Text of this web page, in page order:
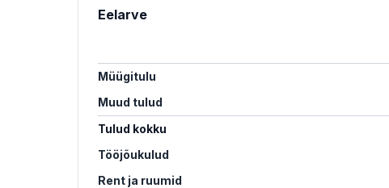
Eelarve
Müügitulu
Muud tulud
Tulud kokku
Tööjõukulud
Rent ja ruumid